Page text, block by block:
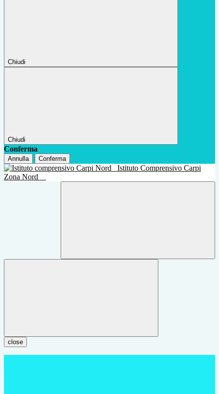
Chiudi
Chiudi
Conferma
Annulla Conferma
Istituto Comprensivo Carpi
Zona Nord
close